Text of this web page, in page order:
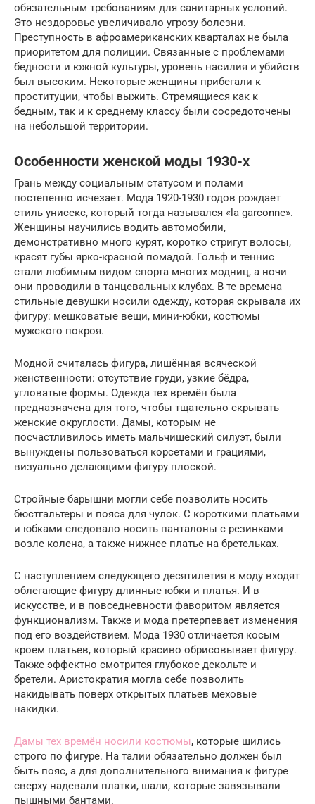
обязательным требованиям для санитарных условий.
Это нездоровье увеличивало угрозу болезни.
Преступность в афроамериканских кварталах не была
приоритетом для полиции. Связанные с проблемами
бедности и южной культуры, уровень насилия и убийств
был высоким. Некоторые женщины прибегали к
проституции, чтобы выжить. Стремящиеся как к
бедным, так и к среднему классу были сосредоточены
на небольшой территории.
Особенности женской моды 1930-х
Грань между социальным статусом и полами
постепенно исчезает. Мода 1920-1930 годов рождает
стиль унисекс, который тогда назывался «la garconne».
Женщины научились водить автомобили,
демонстративно много курят, коротко стригут волосы,
красят губы ярко-красной помадой. Гольф и теннис
стали любимым видом спорта многих модниц, а ночи
они проводили в танцевальных клубах. В те времена
стильные девушки носили одежду, которая скрывала их
фигуру: мешковатые вещи, мини-юбки, костюмы
мужского покроя.
Модной считалась фигура, лишённая всяческой
женственности: отсутствие груди, узкие бёдра,
угловатые формы. Одежда тех времён была
предназначена для того, чтобы тщательно скрывать
женские округлости. Дамы, которым не
посчастливилось иметь мальчишеский силуэт, были
вынуждены пользоваться корсетами и грациями,
визуально делающими фигуру плоской.
Стройные барышни могли себе позволить носить
бюстгальтеры и пояса для чулок. С короткими платьями
и юбками следовало носить панталоны с резинками
возле колена, а также нижнее платье на бретельках.
С наступлением следующего десятилетия в моду входят
облегающие фигуру длинные юбки и платья. И в
искусстве, и в повседневности фаворитом является
функционализм. Также и мода претерпевает изменения
под его воздействием. Мода 1930 отличается косым
кроем платьев, который красиво обрисовывает фигуру.
Также эффектно смотрится глубокое декольте и
бретели. Аристократия могла себе позволить
накидывать поверх открытых платьев меховые
накидки.
Дамы тех времён носили костюмы, которые шились
строго по фигуре. На талии обязательно должен был
быть пояс, а для дополнительного внимания к фигуре
сверху надевали платки, шали, которые завязывали
пышными бантами.